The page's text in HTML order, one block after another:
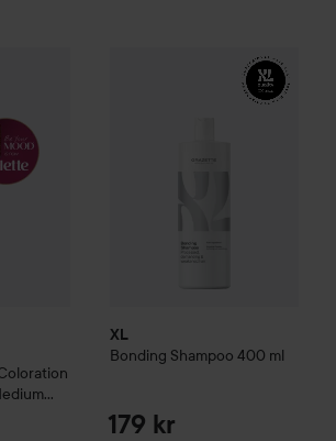
7-70
XL
Bonding Shampoo 400 ml
179 kr
Shampoo400 ml